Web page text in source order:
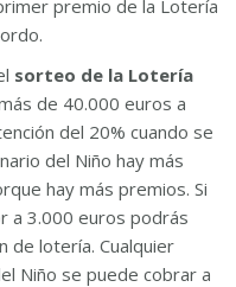
premio de la Lotería
sorteo de la Lotería
de 40.000 euros a
del 20% cuando se
del Niño hay más
hay más premios. Si
a 3.000 euros podrás
de lotería. Cualquier
Niño se puede cobrar a